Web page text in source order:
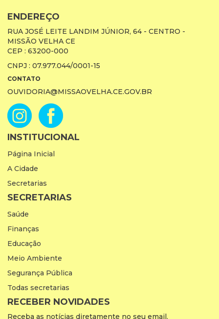
ENDEREÇO
RUA JOSÉ LEITE LANDIM JÚNIOR, 64 - CENTRO -
MISSÃO VELHA CE
CEP : 63200-000
CNPJ : 07.977.044/0001-15
CONTATO
OUVIDORIA@MISSAOVELHA.CE.GOV.BR
INSTITUCIONAL
Página Inicial
A Cidade
Secretarias
SECRETARIAS
Saúde
Finanças
Educação
Meio Ambiente
Segurança Pública
Todas secretarias
RECEBER NOVIDADES
Receba as notícias diretamente no seu email.